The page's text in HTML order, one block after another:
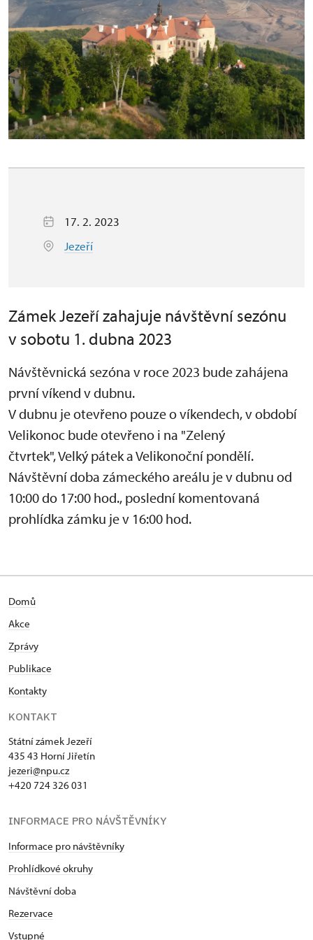
17. 2. 2023
Jezeří
Zámek Jezeří zahajuje návštěvní sezónu
v sobotu 1. dubna 2023
Návštěvnická sezóna v roce 2023 bude zahájena
první víkend v dubnu.
V dubnu je otevřeno pouze o víkendech, v období
Velikonoc bude otevřeno i na "Zelený
čtvrtek", Velký pátek a Velikonoční pondělí.
Návštěvní doba zámeckého areálu je v dubnu od
10:00 do 17:00 hod., poslední komentovaná
prohlídka zámku je v 16:00 hod.
Domů
Akce
Zprávy
Publikace
Kontakty
KONTAKT
Státní zámek Jezeří
435 43 Horní Jiřetín
jezeri@npu.cz
+420 724 326 031
INFORMACE PRO NÁVŠTĚVNÍKY
Informace pro návštěvníky
Prohlídkové okruhy
Návštěvní doba
Rezervace
Vstupné